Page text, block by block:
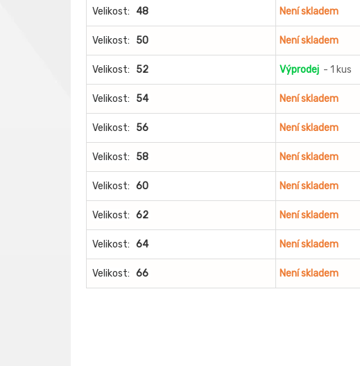
Velikost: 48 Není skladem
Velikost: 50 Není skladem
Velikost: 52 Výprodej - 1 kus
Velikost: 54 Není skladem
Velikost: 56 Není skladem
Velikost: 58 Není skladem
Velikost: 60 Není skladem
Velikost: 62 Není skladem
Velikost: 64 Není skladem
Velikost: 66 Není skladem